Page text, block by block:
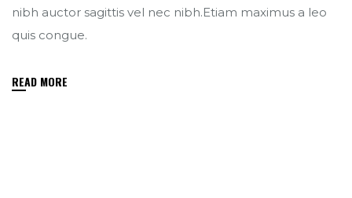
nibh auctor sagittis vel nec nibh.Etiam maximus a leo
quis congue.
READ MORE